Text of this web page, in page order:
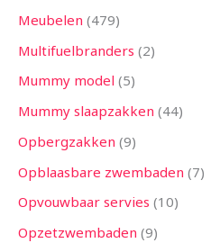
Meubelen 479
Multifuelbranders 2
Mummy model 5
Mummy slaapzakken 44
Opbergzakken 9
Opblaasbare zwembaden 7
Opvouwbaar servies 10
Opzetzwembaden 9